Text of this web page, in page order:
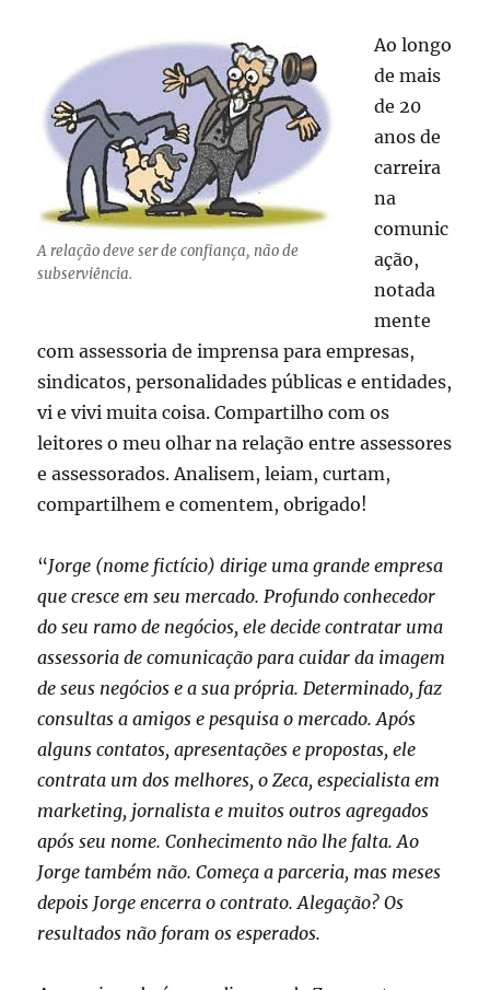
A relação deve ser de confiança, não de
subserviência.
Ao longo
de mais
de 20
anos de
carreira
na
comunic
ação,
notada
mente
com assessoria de imprensa para empresas,
sindicatos, personalidades públicas e entidades,
vi e vivi muita coisa. Compartilho com os
leitores o meu olhar na relação entre assessores
e assessorados. Analisem, leiam, curtam,
compartilhem e comentem, obrigado!
“Jorge (nome fictício) dirige uma grande empresa
que cresce em seu mercado. Profundo conhecedor
do seu ramo de negócios, ele decide contratar uma
assessoria de comunicação para cuidar da imagem
de seus negócios e a sua própria. Determinado, faz
consultas a amigos e pesquisa o mercado. Após
alguns contatos, apresentações e propostas, ele
contrata um dos melhores, o Zeca, especialista em
marketing, jornalista e muitos outros agregados
após seu nome. Conhecimento não lhe falta. Ao
Jorge também não. Começa a parceria, mas meses
depois Jorge encerra o contrato. Alegação? Os
resultados não foram os esperados.